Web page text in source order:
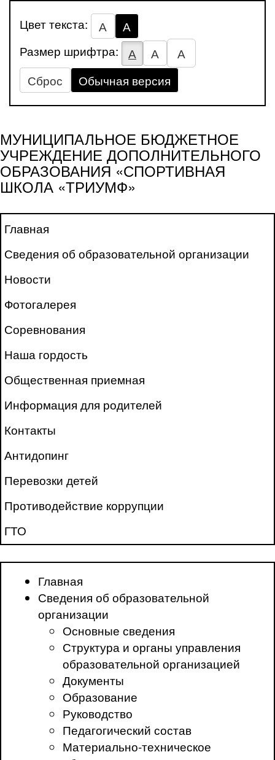
Цвет текста: А
А
Размер шрифтра:
А А
А
Сброс
Обычная версия
МУНИЦИПАЛЬНОЕ БЮДЖЕТНОЕ
УЧРЕЖДЕНИЕ ДОПОЛНИТЕЛЬНОГО
ОБРАЗОВАНИЯ «СПОРТИВНАЯ
ШКОЛА «ТРИУМФ»
Главная
Сведения об образовательной организации
Новости
Фотогалерея
Соревнования
Наша гордость
Общественная приемная
Информация для родителей
Контакты
Антидопинг
Перевозки детей
Противодействие коррупции
ГТО
Главная
Сведения об образовательной
организации
Основные сведения
Структура и органы управления
образовательной организацией
Документы
Образование
Руководство
Педагогический состав
Материально-техническое